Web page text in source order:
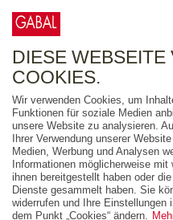
FREITEXT
AUSGABEART
AUS DER REIHE
ZUM THEMA
DIESE
COOKIES.
Wir verwenden Cookies, um
Funktionen für soziale Medien
unsere Website zu analysieren.
Ihrer Verwendung unserer
Medien, Werbung und Analysen
Informationen möglicherweise
ihnen bereitgestellt haben oder
Dienste gesammelt haben. Sie
widerrufen und Ihre Einstellungen
dem Punkt „Cookies“ ändern.